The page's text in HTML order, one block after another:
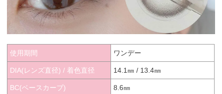
使用期間 ワンデー
DIA(レンズ直径) / 着色直径 14.1㎜ / 13.4㎜
BC(ベースカーブ) 8.6㎜